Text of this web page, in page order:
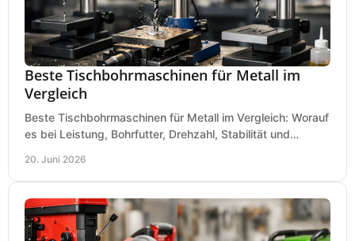
Beste Tischbohrmaschinen für Metall im
Vergleich
Beste Tischbohrmaschinen für Metall im Vergleich: Worauf
es bei Leistung, Bohrfutter, Drehzahl, Stabilität und
20. Juni 2026